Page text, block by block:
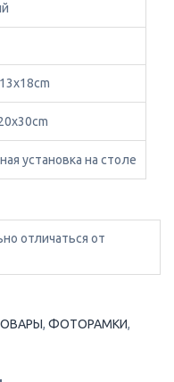
установка на столе
отличаться от
, ФОТОРАМКИ,